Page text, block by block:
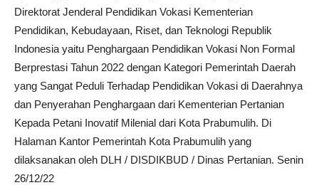
Direktorat Jenderal Pendidikan Vokasi Kementerian
Pendidikan, Kebudayaan, Riset, dan Teknologi Republik
Indonesia yaitu Penghargaan Pendidikan Vokasi Non Formal
Berprestasi Tahun 2022 dengan Kategori Pemerintah Daerah
yang Sangat Peduli Terhadap Pendidikan Vokasi di Daerahnya
dan Penyerahan Penghargaan dari Kementerian Pertanian
Kepada Petani Inovatif Milenial dari Kota Prabumulih. Di
Halaman Kantor Pemerintah Kota Prabumulih yang
dilaksanakan oleh DLH / DISDIKBUD / Dinas Pertanian. Senin
26/12/22